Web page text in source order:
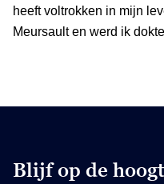
heeft voltrokken in mijn
Meursault en werd ik
Blijf op de